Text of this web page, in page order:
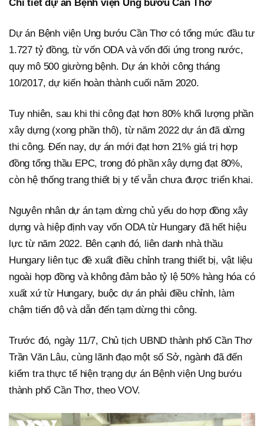
Chi tiết dự án Bệnh viện Ung bướu Cần Thơ
Dự án Bệnh viện Ung bướu Cần Thơ có tổng mức đầu tư
1.727 tỷ đồng, từ vốn ODA và vốn đối ứng trong nước,
quy mô 500 giường bệnh. Dự án khởi công tháng
10/2017, dự kiến hoàn thành cuối năm 2020.
Tuy nhiên, sau khi thi công đạt hơn 80% khối lượng phần
xây dựng (xong phần thô), từ năm 2022 dự án đã dừng
thi công. Đến nay, dự án mới đạt hơn 21% giá trị hợp
đồng tổng thầu EPC, trong đó phần xây dựng đạt 80%,
còn hệ thống trang thiết bị y tế vẫn chưa được triển khai.
Nguyên nhân dự án tạm dừng chủ yếu do hợp đồng xây
dựng và hiệp định vay vốn ODA từ Hungary đã hết hiệu
lực từ năm 2022. Bên cạnh đó, liên danh nhà thầu
Hungary liên tục đề xuất điều chỉnh trang thiết bị, vật liệu
ngoài hợp đồng và không đảm bảo tỷ lệ 50% hàng hóa có
xuất xứ từ Hungary, buộc dự án phải điều chỉnh, làm
chậm tiến độ và dẫn đến tạm dừng thi công.
Trước đó, ngày 11/7, Chủ tịch UBND thành phố Cần Thơ
Trần Văn Lâu, cùng lãnh đạo một số Sở, ngành đã đến
kiểm tra thực tế hiện trạng dự án Bệnh viện Ung bướu
thành phố Cần Thơ, theo VOV.